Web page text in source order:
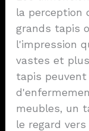
la perception
grands tapis
l'impression
vastes et
tapis
meubles, un
le regard